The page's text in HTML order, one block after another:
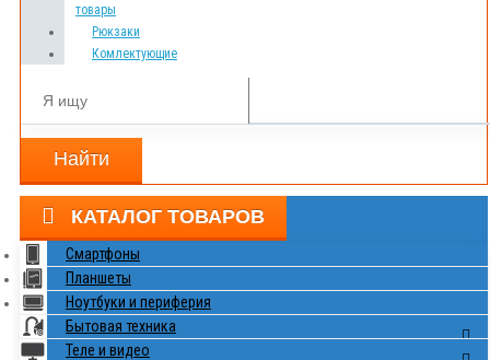
товары
Рюкзаки
Комлектующие
Найти
КАТАЛОГ ТОВАРОВ
Смартфоны
Планшеты
Ноутбуки и периферия
Бытовая техника
Теле и видео